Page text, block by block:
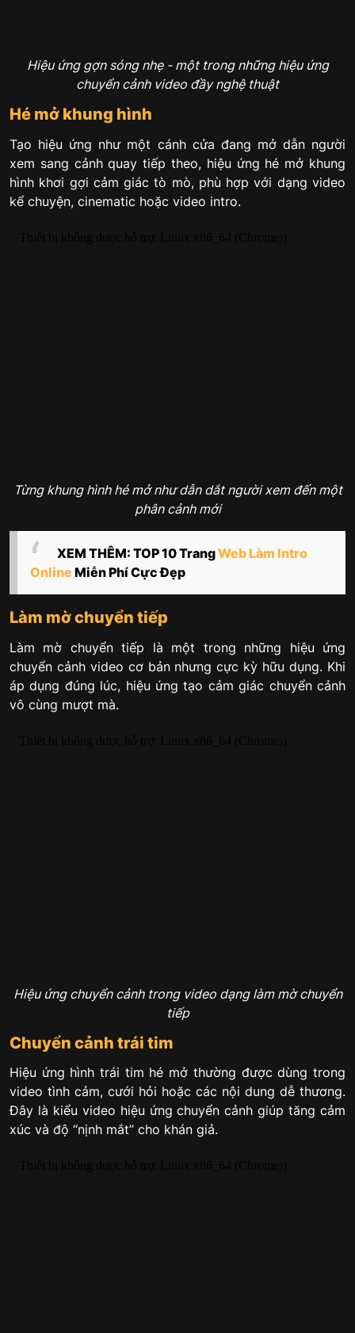
Hiệu ứng gợn sóng nhẹ - một trong những hiệu ứng
chuyển cảnh video đầy nghệ thuật
Hé mở khung hình
Tạo hiệu ứng như một cánh cửa đang mở dẫn người
xem sang cảnh quay tiếp theo, hiệu ứng hé mở khung
hình khơi gợi cảm giác tò mò, phù hợp với dạng video
kể chuyện, cinematic hoặc video intro.
Từng khung hình hé mở như dẫn dắt người xem đến một
phân cảnh mới
XEM THÊM: TOP 10 TrangWeb Làm Intro
Online Miễn Phí Cực Đẹp
Làm mờ chuyển tiếp
Làm mờ chuyển tiếp là một trong những hiệu ứng
chuyển cảnh video cơ bản nhưng cực kỳ hữu dụng. Khi
áp dụng đúng lúc, hiệu ứng tạo cảm giác chuyển cảnh
vô cùng mượt mà.
Hiệu ứng chuyển cảnh trong video dạng làm mờ chuyển
tiếp
Chuyển cảnh trái tim
Hiệu ứng hình trái tim hé mở thường được dùng trong
video tình cảm, cưới hỏi hoặc các nội dung dễ thương.
Đây là kiểu video hiệu ứng chuyển cảnh giúp tăng cảm
xúc và độ “nịnh mắt” cho khán giả.